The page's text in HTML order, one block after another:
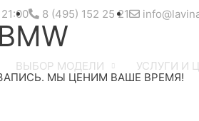
8 (495) 152 25 21
ВЫБОР МОДЕЛИ УСЛУГИ И
МЫ ЦЕНИМ ВАШЕ ВРЕМЯ!